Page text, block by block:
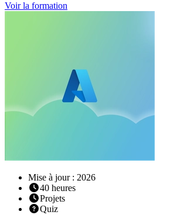
Voir la formation
Mise à jour : 2026
40 heures
Projets
Quiz